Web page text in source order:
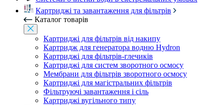
Картриджі та завантаження для фільтрів
Каталог товарів
Картриджі для фільтрів від накипу
Картридж для генератора водню Hydron
Картриджі для фільтрів-глечиків
Картриджі для систем зворотного осмосу
Мембрани для фільтрів зворотного осмосу
Картриджі для магістральних фільтрів
Фільтруючі завантаження і сіль
Картриджі вугільного типу